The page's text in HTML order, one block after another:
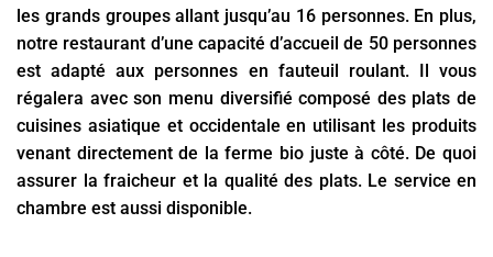
les grands groupes allant jusqu’au 16 personnes. En plus,
notre restaurant d’une capacité d’accueil de 50 personnes
est adapté aux personnes en fauteuil roulant. Il vous
régalera avec son menu diversifié composé des plats de
cuisines asiatique et occidentale en utilisant les produits
venant directement de la ferme bio juste à côté. De quoi
assurer la fraicheur et la qualité des plats. Le service en
chambre est aussi disponible.